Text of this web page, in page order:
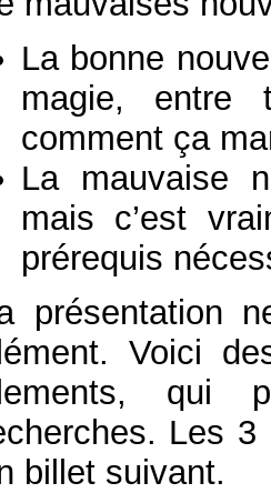
La bonne
magie, entre
comment ça
La mauvaise
mais c’est
prérequis
présentation
Voici
qui
Les
billet suivant.